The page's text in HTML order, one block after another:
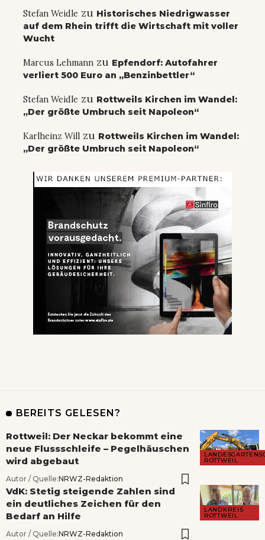
Stefan Weidle zu Historisches Niedrigwasser
auf dem Rhein trifft die Wirtschaft mit voller
Wucht
Marcus Lehmann zu Epfendorf: Autofahrer
verliert 500 Euro an „Benzinbettler“
Stefan Weidle zu Rottweils Kirchen im Wandel:
„Der größte Umbruch seit Napoleon“
Karlheinz Will zu Rottweils Kirchen im Wandel:
„Der größte Umbruch seit Napoleon“
BEREITS GELESEN?
ROTTWEIL
Rottweil: Der Neckar bekommt eine
neue Flussschleife – Pegelhäuschen
wird abgebaut
Autor / Quelle:NRWZ-Redaktion
LANDKREIS
ROTTWEIL
VdK: Stetig steigende Zahlen sind
ein deutliches Zeichen für den
Bedarf an Hilfe
Autor / Quelle:NRWZ-Redaktion